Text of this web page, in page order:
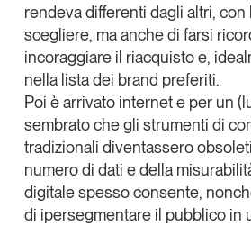
Un anno di
Tendenze2026
Leggi il magazine
rendeva differenti dagli altri, con
scegliere, ma anche di farsi
incoraggiare il riacquisto e,
nella lista dei brand preferiti.
Poi è arrivato internet e per un
sembrato che gli strumenti di
tradizionali diventassero
numero di dati e della
digitale spesso consente,
di ipersegmentare il pubblico in